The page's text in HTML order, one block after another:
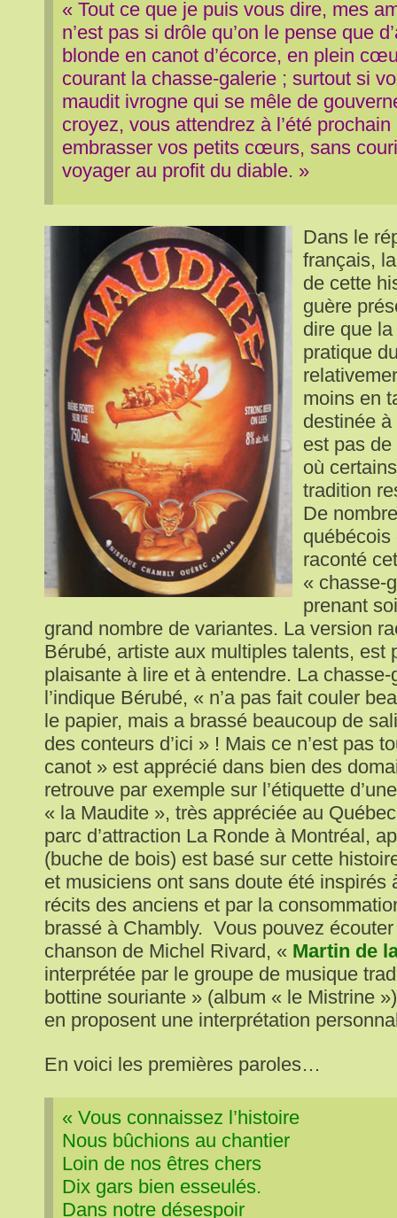
« Tout ce que je puis vous dire, mes
n’est pas si drôle qu’on le pense que
blonde en canot d’écorce, en plein
courant la chasse-galerie ; surtout si
maudit ivrogne qui se mêle de
croyez, vous attendrez à l’été
embrasser vos petits cœurs, sans
voyager au profit du diable. »
Dans le
français,
de cette
guère
dire que
pratique
moins en
destinée à
est pas
où
tradition
De
québécois
raconté
« chasse-
prenant
grand nombre de variantes. La version
Bérubé, artiste aux multiples talents, est
plaisante à lire et à entendre. La
l’indique Bérubé, « n’a pas fait couler
le papier, mais a brassé beaucoup de
des conteurs d’ici » ! Mais ce n’est pas
canot » est apprécié dans bien des
retrouve par exemple sur l’étiquette
« la Maudite », très appréciée au
parc d’attraction La Ronde à Montréal,
(buche de bois) est basé sur cette
et musiciens ont sans doute été inspirés
récits des anciens et par la
brassé à Chambly. Vous pouvez
chanson de Michel Rivard, « Martin de
interprétée par le groupe de musique
bottine souriante » (album « le Mistrine
en proposent une interprétation
En voici les premières paroles…
« Vous connaissez l’histoire
Nous bûchions au chantier
Loin de nos êtres chers
Dix gars bien esseulés.
Dans notre désespoir